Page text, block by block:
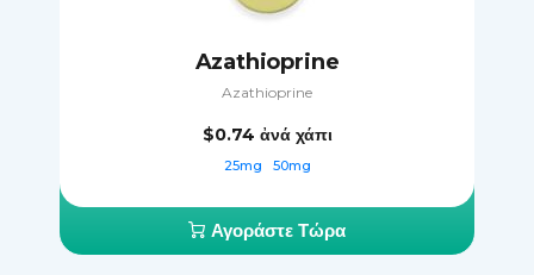
Azathioprine
Azathioprine
$0.74 ἀνά χάπι
25mg 50mg
Αγοράστε Τώρα